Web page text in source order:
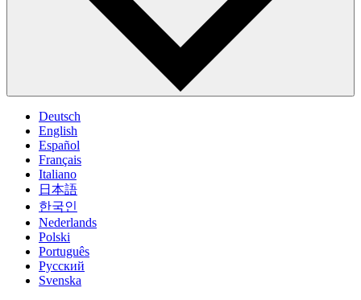
Deutsch
English
Español
Français
Italiano
日本語
한국인
Nederlands
Polski
Português
Pусский
Svenska